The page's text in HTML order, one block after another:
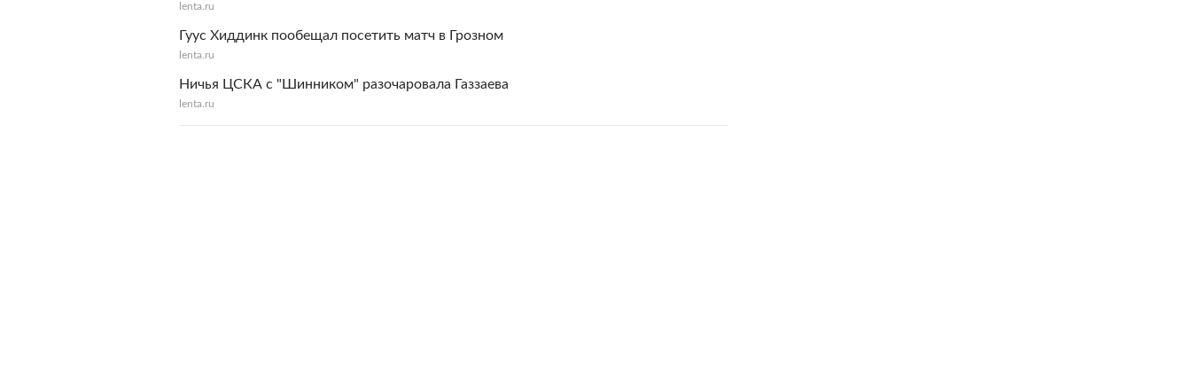
lenta.ru
Гуус Хиддинк пообещал посетить матч в Грозном
lenta.ru
Ничья ЦСКА с "Шинником" разочаровала Газзаева
lenta.ru